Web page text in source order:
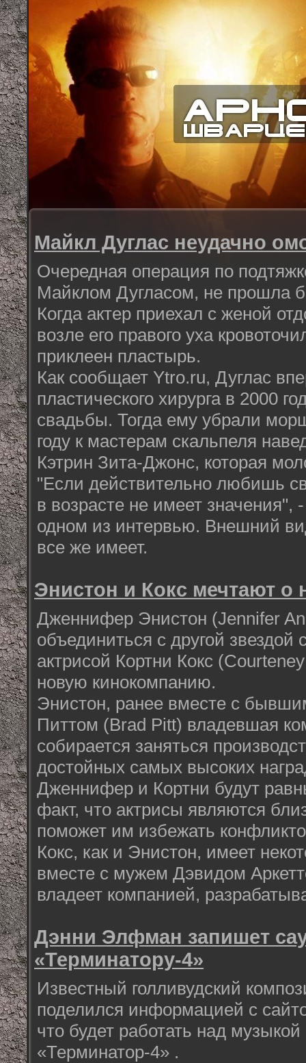
Майкл Дуглас неудачно
Очередная операция по
Майклом Дугласом, не прошла
Когда актер приехал с женой
возле его правого уха
приклеен пластырь.
Как сообщает Ytro.ru, Дуглас
пластического хирурга в 2000
свадьбы. Тогда ему убрали
году к мастерам скальпеля
Кэтрин Зита-Джонс, которая
"Если действительно любишь
в возрасте не имеет значения",
одном из интервью. Внешний
все же имеет.
Энистон и Кокс мечтают о
Дженнифер Энистон (Jennifer
объединиться с другой звездой
актрисой Кортни Кокс
новую кинокомпанию.
Энистон, ранее вместе с
Питтом (Brad Pitt) владевшая
собирается заняться
достойных самых высоких
Дженнифер и Кортни будут
факт, что актрисы являются
поможет им избежать
Кокс, как и Энистон, имеет
вместе с мужем Дэвидом
владеет компанией,
Дэнни Элфман запишет
«Терминатору-4»
Известный голливудский
поделился информацией с
что будет работать над
«Терминатор-4» .